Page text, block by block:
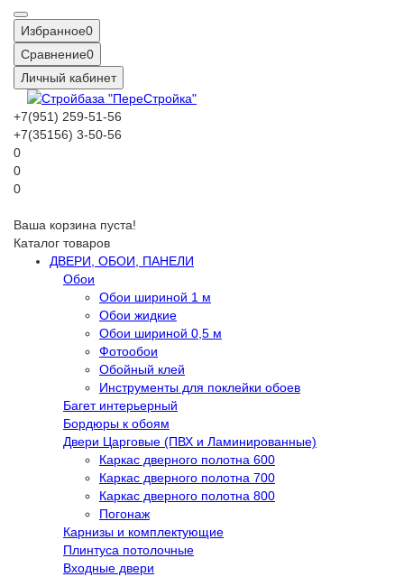
Избранное0
Сравнение0
Личный кабинет
+7(951) 259-51-56
+7(35156) 3-50-56
0
0
0
Ваша корзина пуста!
Каталог товаров
ДВЕРИ, ОБОИ, ПАНЕЛИ
Обои
Обои шириной 1 м
Обои жидкие
Обои шириной 0,5 м
Фотообои
Обойный клей
Инструменты для поклейки обоев
Багет интерьерный
Бордюры к обоям
Двери Царговые (ПВХ и Ламинированные)
Каркас дверного полотна 600
Каркас дверного полотна 700
Каркас дверного полотна 800
Погонаж
Карнизы и комплектующие
Плинтуса потолочные
Входные двери